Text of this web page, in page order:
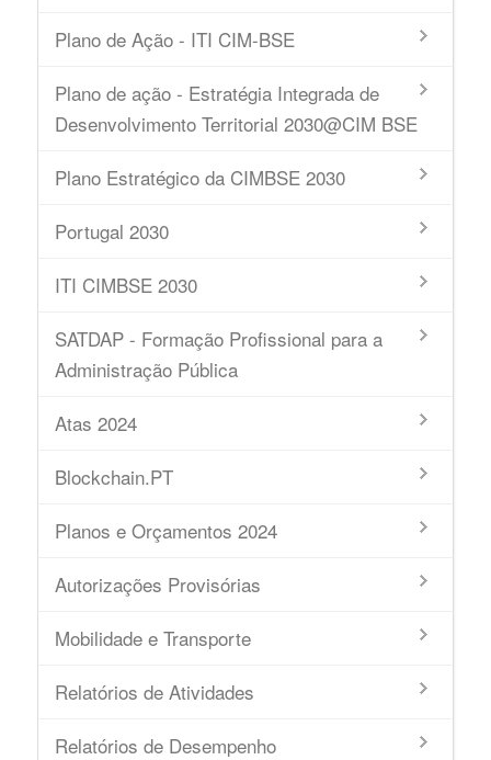
Plano de Ação - ITI CIM-BSE
Plano de ação - Estratégia Integrada de
Desenvolvimento Territorial 2030@CIM BSE
Plano Estratégico da CIMBSE 2030
Portugal 2030
ITI CIMBSE 2030
SATDAP - Formação Profissional para a
Administração Pública
Atas 2024
Blockchain.PT
Planos e Orçamentos 2024
Autorizações Provisórias
Mobilidade e Transporte
Relatórios de Atividades
Relatórios de Desempenho